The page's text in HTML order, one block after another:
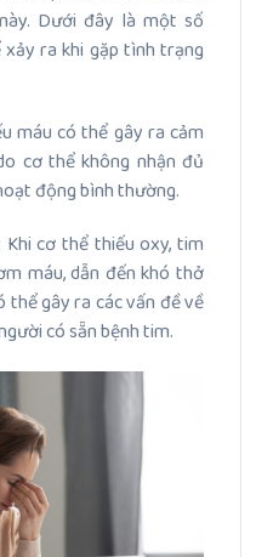
Dưới đây là một số
ra khi gặp tình trạng
máu có thể gây ra cảm
cơ thể không nhận đủ
động bình thường.
cơ thể thiếu oxy, tim
máu, dẫn đến khó thở
thể gây ra các vấn đề về
có sẵn bệnh tim.